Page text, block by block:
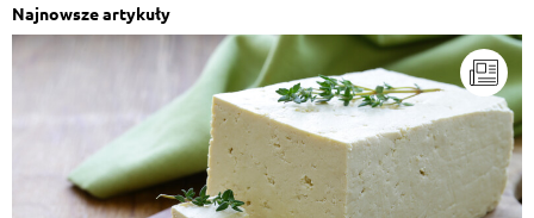
Najnowsze artykuły